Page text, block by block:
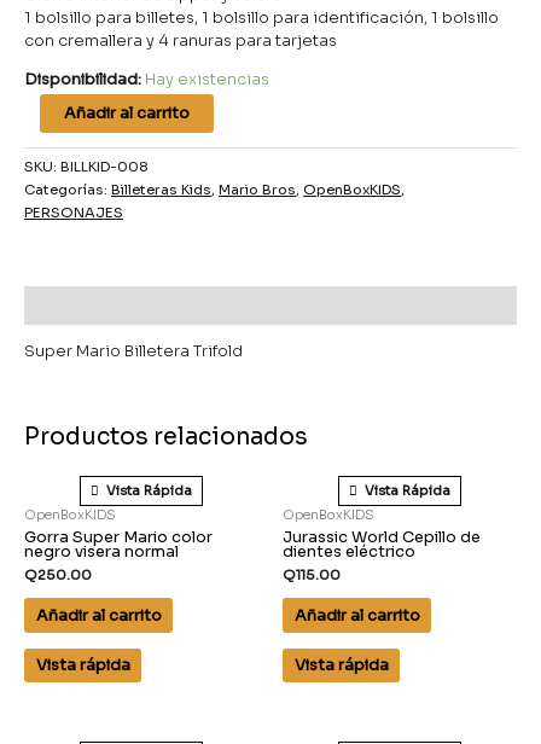
1 bolsillo para billetes, 1 bolsillo para identificación, 1 bolsillo
con cremallera y 4 ranuras para tarjetas
Disponibilidad: Hay existencias
Añadir al carrito
SKU: BILLKID-008
Categorías: Billeteras Kids, Mario Bros, OpenBoxKIDS,
PERSONAJES
Super Mario Billetera Trifold
Productos relacionados
Vista Rápida
OpenBoxKIDS
Gorra Super Mario color
negro visera normal
Q250.00
Añadir al carrito
Vista rápida
Vista Rápida
OpenBoxKIDS
Jurassic World Cepillo de
dientes eléctrico
Q115.00
Añadir al carrito
Vista rápida